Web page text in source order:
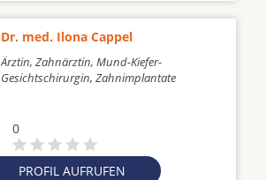
Dr. med. Ilona Cappel
Ärztin, Zahnärztin, Mund-Kiefer-
Gesichtschirurgin, Zahnimplantate
0
PROFIL AUFRUFEN